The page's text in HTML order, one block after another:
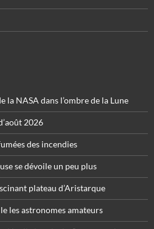
la NASA dans l’ombre de la Lune
2026
des incendies
se dévoile un peu plus
plateau d’Aristarque
les astronomes amateurs